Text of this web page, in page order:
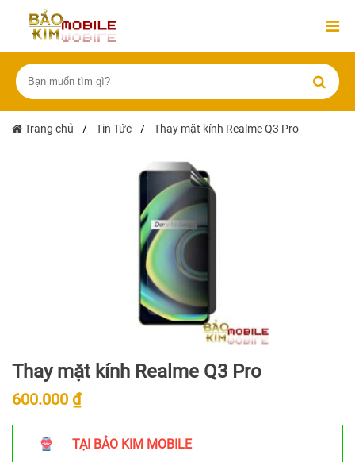
Trang chủ / Tin Tức / Thay mặt kính Realme Q3 Pro
Thay mặt kính Realme Q3 Pro
600.000 ₫
TẠI BẢO KIM MOBILE